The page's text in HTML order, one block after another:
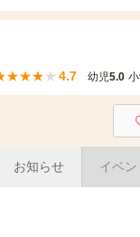
★★★★ 4.7 幼児5.0
お知らせ イベン